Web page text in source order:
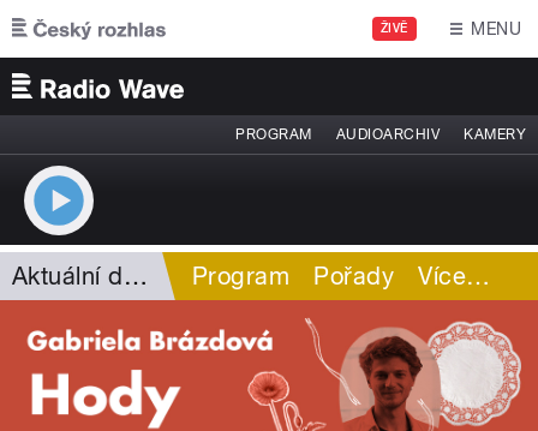
Přejít k hlavnímu obsahu
ŽIVĚ MENU
PROGRAM AUDIOARCHIV KAMERY
Aktuální dění Program Pořady Více…